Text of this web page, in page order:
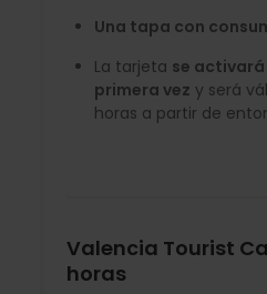
Una tapa con
La tarjeta se
primera vez y será
horas a partir de
Valencia Tourist
horas